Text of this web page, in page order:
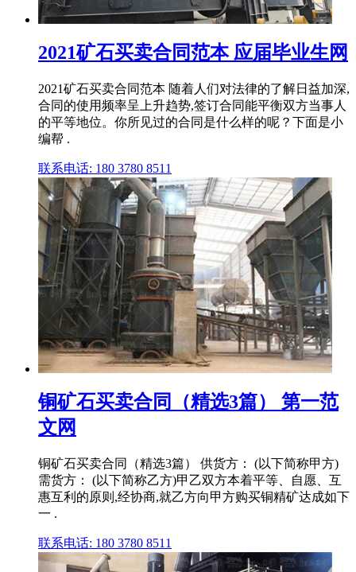
2021矿石买卖合同范本 应届毕业生网
2021矿石买卖合同范本 随着人们对法律的了解日益加深,
合同的使用频率呈上升趋势,签订合同能平衡双方当事人
的平等地位。你所见过的合同是什么样的呢？下面是小
编帮 .
联系电话: 180 3780 8511
铜矿石买卖合同（精选3篇） 第一范
文网
铜矿石买卖合同（精选3篇） 供货方： (以下简称甲方)
需货方： (以下简称乙方)甲乙双方本着平等、自愿、互
惠互利的原则,经协商,就乙方向甲方购买铜精矿达成如下
一 .
联系电话: 180 3780 8511